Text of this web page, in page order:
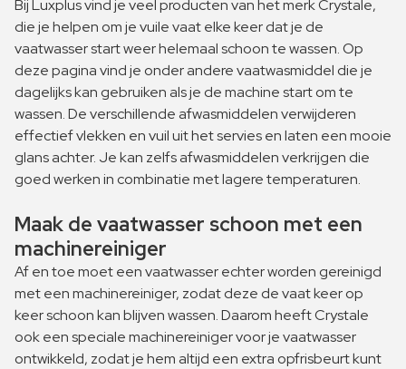
Bij Luxplus vind je veel producten van het merk Crystale,
die je helpen om je vuile vaat elke keer dat je de
vaatwasser start weer helemaal schoon te wassen. Op
deze pagina vind je onder andere vaatwasmiddel die je
dagelijks kan gebruiken als je de machine start om te
wassen. De verschillende afwasmiddelen verwijderen
effectief vlekken en vuil uit het servies en laten een mooie
glans achter. Je kan zelfs afwasmiddelen verkrijgen die
goed werken in combinatie met lagere temperaturen.
Maak de vaatwasser schoon met een
machinereiniger
Af en toe moet een vaatwasser echter worden gereinigd
met een machinereiniger, zodat deze de vaat keer op
keer schoon kan blijven wassen. Daarom heeft Crystale
ook een speciale machinereiniger voor je vaatwasser
ontwikkeld, zodat je hem altijd een extra opfrisbeurt kunt